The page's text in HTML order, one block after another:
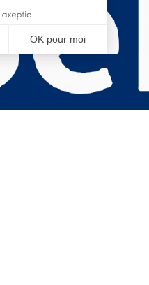
OK pour moi
: Personnalisez vos Options
et de gérer vos